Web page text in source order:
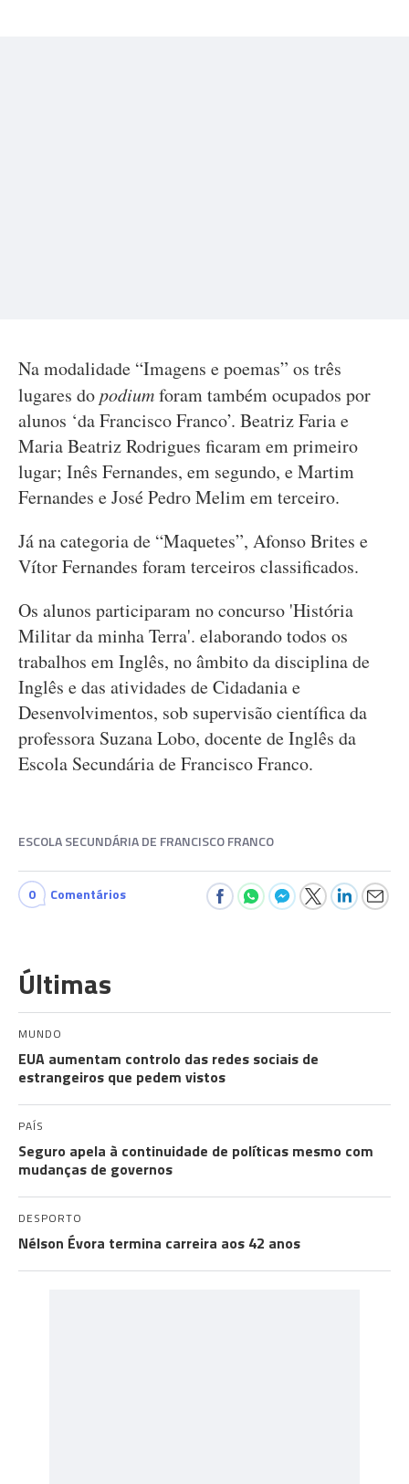
Na modalidade “Imagens e poemas” os três
lugares dopodiumforam também ocupados por
alunos ‘da Francisco Franco’. Beatriz Faria e
Maria Beatriz Rodrigues ficaram em primeiro
lugar; Inês Fernandes, em segundo, e Martim
Fernandes e José Pedro Melim em terceiro.
Já na categoria de “Maquetes”, Afonso Brites e
Vítor Fernandes foram terceiros classificados.
Os alunos participaram no concurso 'História
Militar da minha Terra'. elaborando todos os
trabalhos em Inglês, no âmbito da disciplina de
Inglês e das atividades de Cidadania e
Desenvolvimentos, sob supervisão científica da
professora Suzana Lobo, docente de Inglês da
Escola Secundária de Francisco Franco.
ESCOLA SECUNDÁRIA DE FRANCISCO FRANCO
0 Comentários
Últimas
MUNDO
EUA aumentam controlo das redes sociais de
estrangeiros que pedem vistos
PAÍS
Seguro apela à continuidade de políticas mesmo com
mudanças de governos
DESPORTO
Nélson Évora termina carreira aos 42 anos